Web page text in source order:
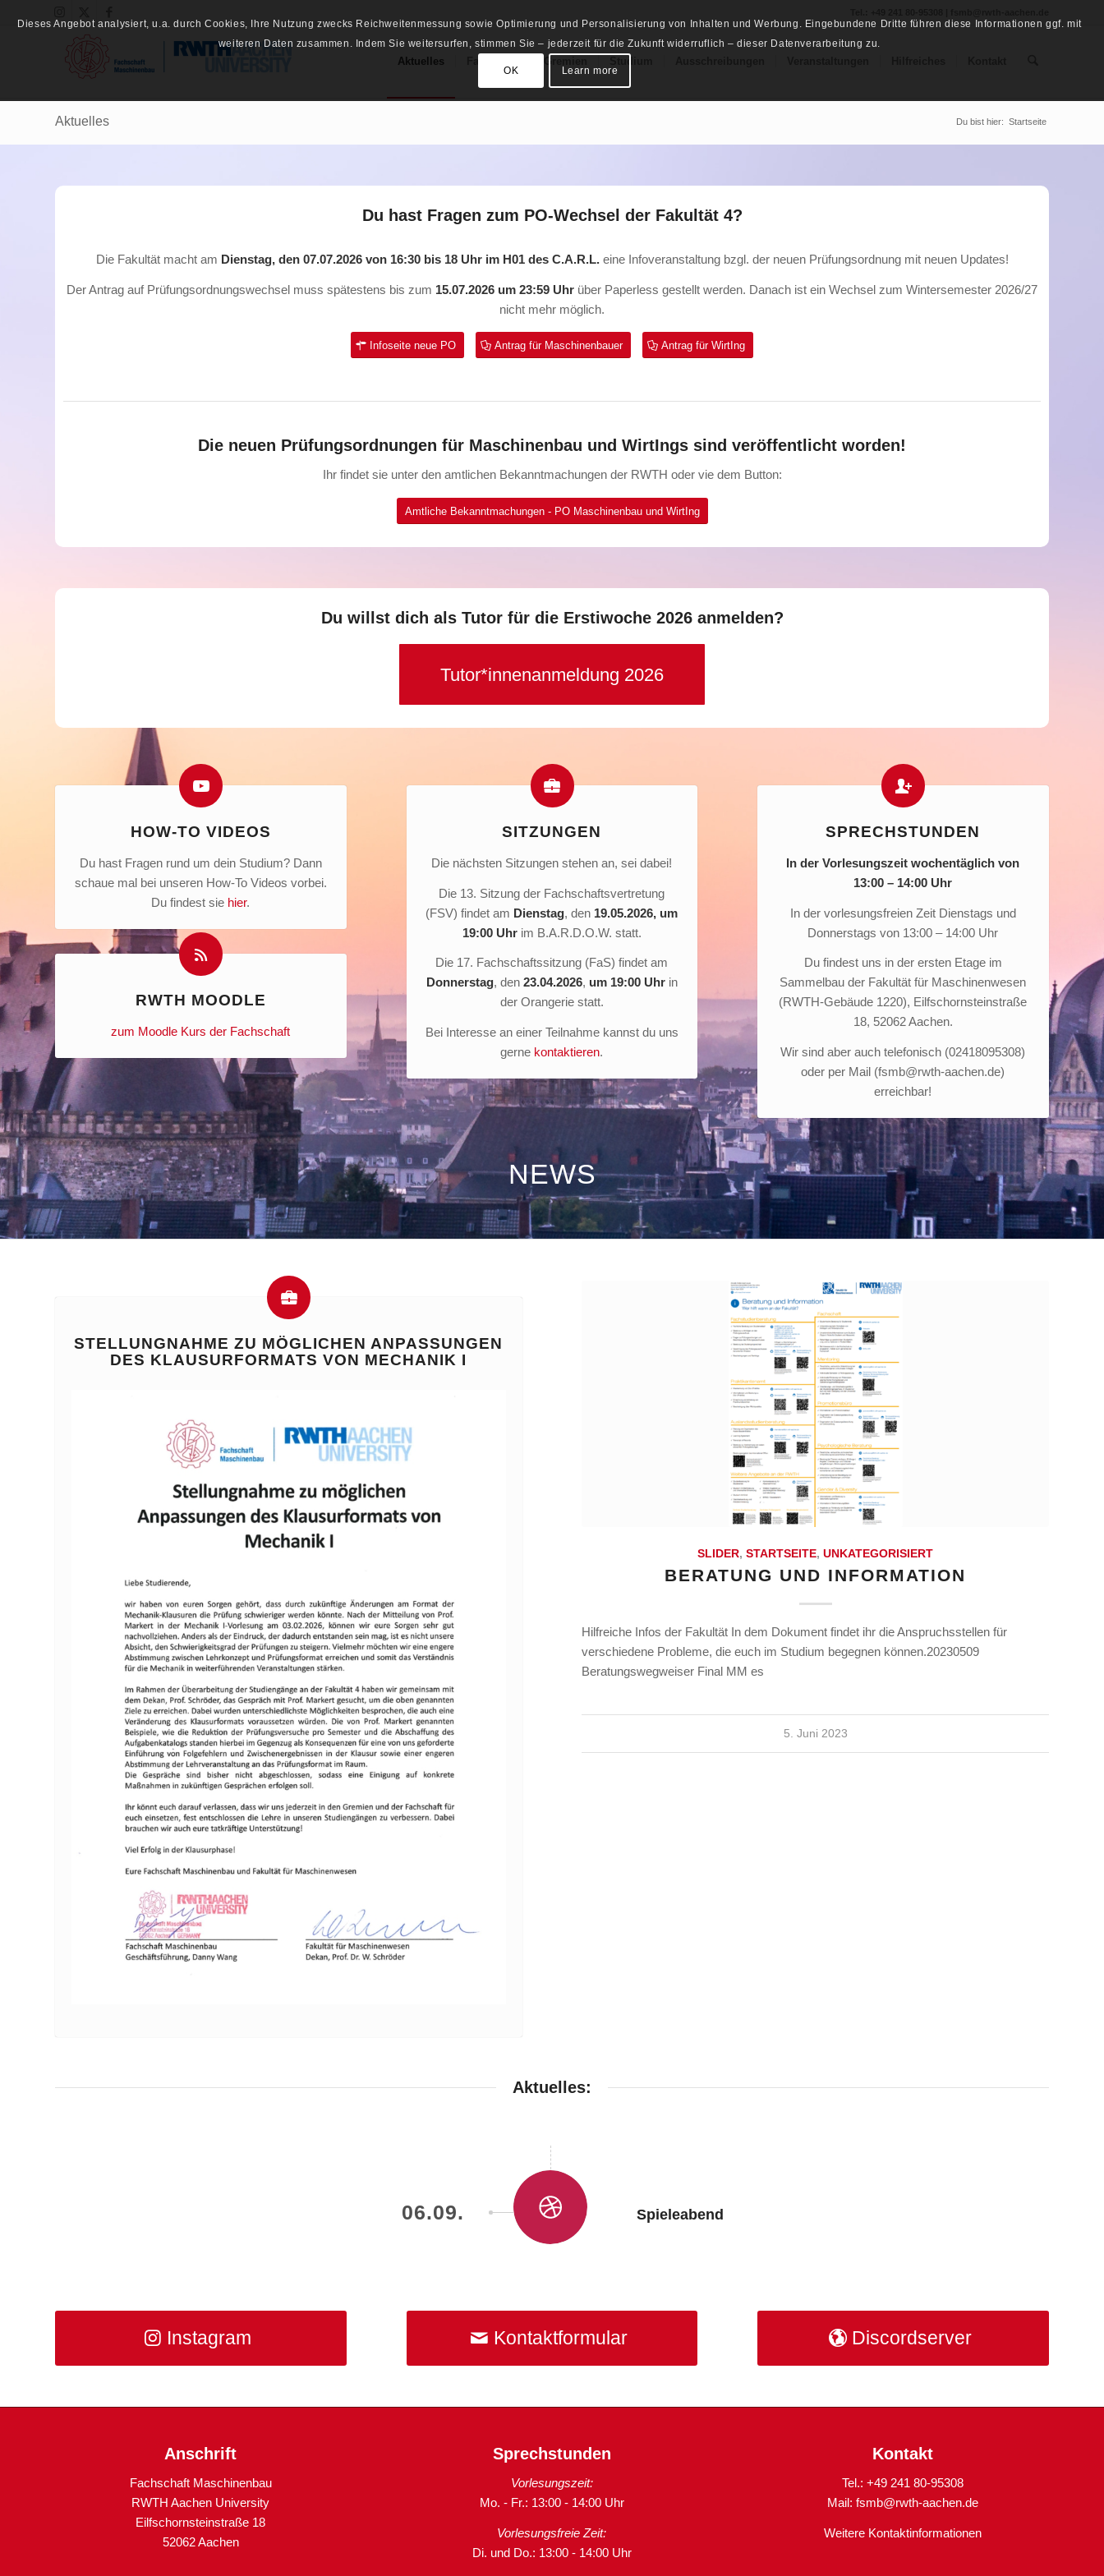
Aktuelles
Aktuelles Du bist hier: Startseite
Du hast Fragen zum PO-Wechsel der Fakultät 4?
Die Fakultät macht am Dienstag, den 07.07.2026 von 16:30 bis 18 Uhr im H01 des C.A.R.L.eine Infoveranstaltung bzgl. der neuen Prüfungsordnung mit neuen Updates!
Der Antrag auf Prüfungsordnungswechsel muss spätestens bis zum 15.07.2026 um 23:59 Uhr über Paperless gestellt werden. Danach ist ein Wechsel zum Wintersemester 2026/27
nicht mehr möglich.
Infoseite neue PO Antrag für Maschinenbauer Antrag für WirtIng
Die neuen Prüfungsordnungen für Maschinenbau und WirtIngs sind veröffentlicht worden!
Ihr findet sie unter den amtlichen Bekanntmachungen der RWTH oder vie dem Button:
Amtliche Bekanntmachungen - PO Maschinenbau und WirtIng
Du willst dich als Tutor für die Erstiwoche 2026 anmelden?
Tutor*innenanmeldung 2026
HOW-TO VIDEOS
Du hast Fragen rund um dein Studium? Dann
schaue mal bei unseren How-To Videos vorbei.
Du findest sie hier.
RWTH MOODLE
zum Moodle Kurs der Fachschaft
SITZUNGEN
Die nächsten Sitzungen stehen an, sei dabei!
Die 13. Sitzung der Fachschaftsvertretung
(FSV) findet am Dienstag, den 19.05.2026, um
19:00 Uhr im B.A.R.D.O.W. statt.
Die 17. Fachschaftssitzung (FaS) findet am
Donnerstag, den 23.04.2026, um 19:00 Uhrin
der Orangerie statt.
Bei Interesse an einer Teilnahme kannst du uns
gerne kontaktieren.
SPRECHSTUNDEN
In der Vorlesungszeit wochentäglich von
13:00 – 14:00 Uhr
In der vorlesungsfreien Zeit Dienstags und
Donnerstags von 13:00 – 14:00 Uhr
Du findest uns in der ersten Etage im
Sammelbau der Fakultät für Maschinenwesen
(RWTH-Gebäude 1220), Eilfschornsteinstraße
18, 52062 Aachen.
Wir sind aber auch telefonisch (02418095308)
oder per Mail (fsmb@rwth-aachen.de)
erreichbar!
NEWS
STELLUNGNAHME ZU MÖGLICHEN ANPASSUNGEN
DES KLAUSURFORMATS VON MECHANIK I
SLIDER,STARTSEITE,UNKATEGORISIERT
BERATUNG UND INFORMATION
Hilfreiche Infos der Fakultät In dem Dokument findet ihr die Anspruchsstellen für
verschiedene Probleme, die euch im Studium begegnen können.20230509
Beratungswegweiser Final MM es
5. Juni 2023
Aktuelles:
06.09. Spieleabend
Instagram Kontaktformular Discordserver
Anschrift
Fachschaft Maschinenbau
RWTH Aachen University
Eilfschornsteinstraße 18
52062 Aachen
Sprechstunden
Vorlesungszeit:
Mo. - Fr.: 13:00 - 14:00 Uhr
Vorlesungsfreie Zeit:
Di. und Do.: 13:00 - 14:00 Uhr
Kontakt
Tel.: +49 241 80-95308
Mail:fsmb@rwth-aachen.de
Weitere Kontaktinformationen
Dieses Angebot analysiert, u.a. durch Cookies, Ihre Nutzung zwecks Reichweitenmessung sowie Optimierung und Personalisierung von Inhalten und Werbung. Eingebundene Dritte führen diese Informationen ggf. mit
weiteren Daten zusammen. Indem Sie weitersurfen, stimmen Sie – jederzeit für die Zukunft widerruflich – dieser Datenverarbeitung zu.
OK Learn more